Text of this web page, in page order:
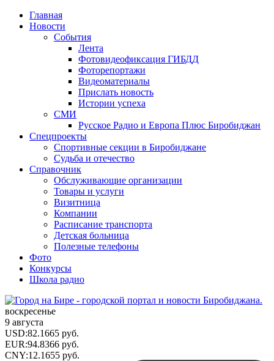
Главная
Новости
События
Лента
Фотовидеофиксация ГИБДД
Фоторепортажи
Видеоматериалы
Прислать новость
Истории успеха
СМИ
Русское Радио и Европа Плюс Биробиджан
Спецпроекты
Спортивные секции в Биробиджане
Судьба и отечество
Справочник
Обслуживающие организации
Товары и услуги
Визитница
Компании
Расписание транспорта
Детская больница
Полезные телефоны
Фото
Конкурсы
Школа радио
воскресенье
9 августа
USD:82.1665 руб.
EUR:94.8366 руб.
CNY:12.1655 руб.